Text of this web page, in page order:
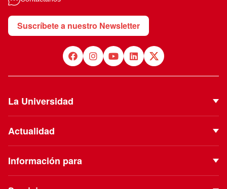
Suscríbete a nuestro Newsletter
La Universidad
Proyecto Institucional
Vinculación con el Medio
Actualidad
Información para